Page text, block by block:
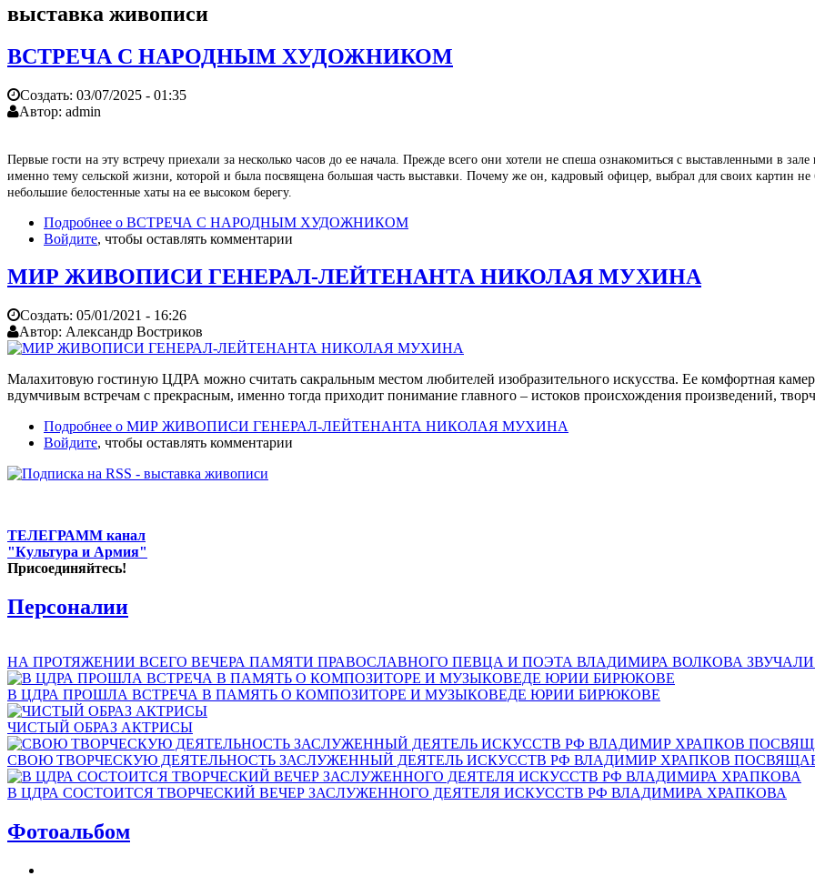
выставка живописи
ВСТРЕЧА С НАРОДНЫМ ХУДОЖНИКОМ
Создать: 03/07/2025 - 01:35
Автор: admin
Первые гости на эту встречу приехали за несколько часов до ее начала. Прежде всего они хотели не спеша ознакомиться с выставленными в
именно тему сельской жизни, которой и была посвящена большая часть выставки. Почему же он, кадровый офицер, выбрал для своих картин
небольшие белостенные хаты на ее высоком берегу.
Подробнее о ВСТРЕЧА С НАРОДНЫМ ХУДОЖНИКОМ
Войдите, чтобы оставлять комментарии
МИР ЖИВОПИСИ ГЕНЕРАЛ-ЛЕЙТЕНАНТА НИКОЛАЯ МУХИНА
Создать: 05/01/2021 - 16:26
Автор: Александр Востриков
Малахитовую гостиную ЦДРА можно считать сакральным местом любителей изобразительного искусства. Ее комфортная
вдумчивым встречам с прекрасным, именно тогда приходит понимание главного – истоков происхождения произведений,
Подробнее о МИР ЖИВОПИСИ ГЕНЕРАЛ-ЛЕЙТЕНАНТА НИКОЛАЯ МУХИНА
Войдите, чтобы оставлять комментарии
ТЕЛЕГРАММ канал
"Культура и Армия"
Присоединяйтесь!
Персоналии
НА ПРОТЯЖЕНИИ ВСЕГО ВЕЧЕРА ПАМЯТИ ПРАВОСЛАВНОГО ПЕВЦА И ПОЭТА ВЛАДИМИРА ВОЛКОВА
В ЦДРА ПРОШЛА ВСТРЕЧА В ПАМЯТЬ О КОМПОЗИТОРЕ И МУЗЫКОВЕДЕ ЮРИИ БИРЮКОВЕ
ЧИСТЫЙ ОБРАЗ АКТРИСЫ
СВОЮ ТВОРЧЕСКУЮ ДЕЯТЕЛЬНОСТЬ ЗАСЛУЖЕННЫЙ ДЕЯТЕЛЬ ИСКУССТВ РФ ВЛАДИМИР ХРАПКОВ
В ЦДРА СОСТОИТСЯ ТВОРЧЕСКИЙ ВЕЧЕР ЗАСЛУЖЕННОГО ДЕЯТЕЛЯ ИСКУССТВ РФ ВЛАДИМИРА ХРАПКОВА
Фотоальбом